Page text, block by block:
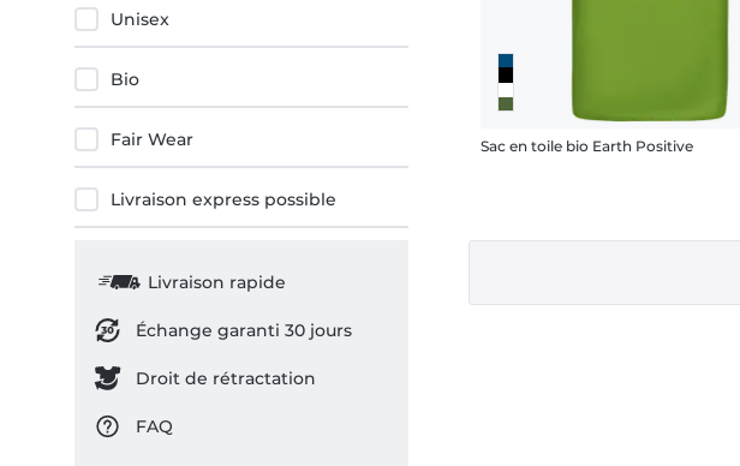
Unisex
Bio
Fair Wear
Livraison express possible
Livraison rapide
Échange garanti 30 jours
Droit de rétractation
FAQ
Sac en toile bio Earth Positive